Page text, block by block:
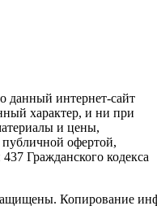
данный интернет-сайт
характер, и ни при
и цены,
офертой,
Гражданского кодекса
Копирование